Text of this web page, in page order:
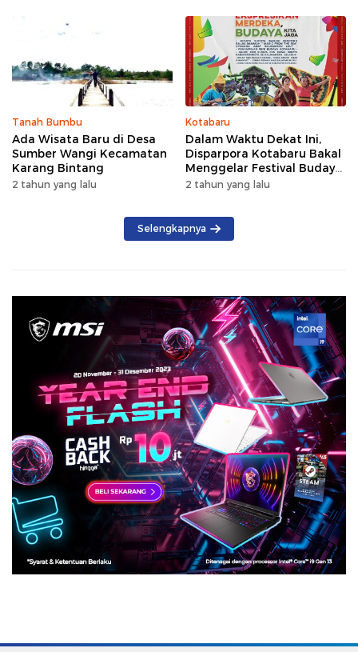
Tanah Bumbu
Ada Wisata Baru di Desa
Sumber Wangi Kecamatan
Karang Bintang
2 tahun yang lalu
Kotabaru
Dalam Waktu Dekat Ini,
Disparpora Kotabaru Bakal
Menggelar Festival Budaya
Saijaan 2024
2 tahun yang lalu
Selengkapnya